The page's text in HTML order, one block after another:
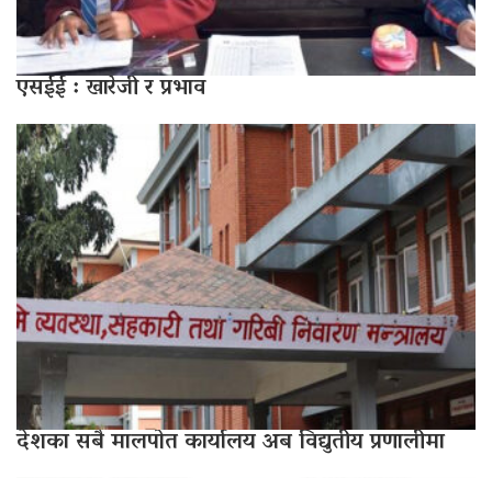
एसईई : खारेजी र प्रभाव
देशका सबै मालपोत कार्यालय अब विद्युतीय प्रणालीमा